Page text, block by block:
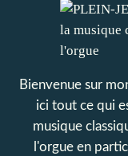
Bienvenue sur
ici tout ce qui
musique
l'orgue en